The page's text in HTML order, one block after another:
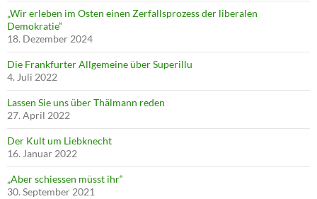
„Wir erleben im Osten einen Zerfallsprozess der liberalen
Demokratie“
18. Dezember 2024
Die Frankfurter Allgemeine über Superillu
4. Juli 2022
Lassen Sie uns über Thälmann reden
27. April 2022
Der Kult um Liebknecht
16. Januar 2022
„Aber schiessen müsst ihr“
30. September 2021